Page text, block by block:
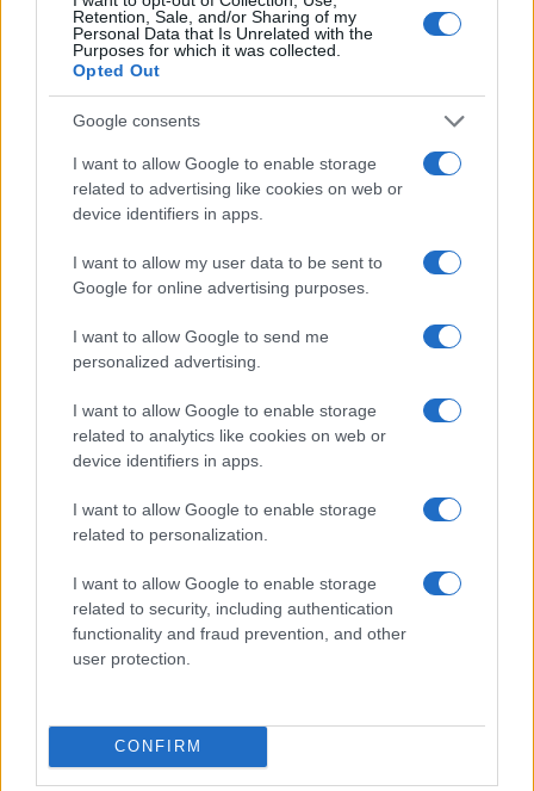
Retention, Sale, and/or Sharing of my
Personal Data that Is Unrelated with the
Purposes for which it was collected.
Opted Out
Google consents
I want to allow Google to enable storage
related to advertising like cookies on web or
device identifiers in apps.
I want to allow my user data to be sent to
Google for online advertising purposes.
I want to allow Google to send me
personalized advertising.
I want to allow Google to enable storage
related to analytics like cookies on web or
device identifiers in apps.
I want to allow Google to enable storage
related to personalization.
I want to allow Google to enable storage
related to security, including authentication
functionality and fraud prevention, and other
user protection.
CONFIRM
εγνωσμενης αξιας ειναι…στο Βιετναμ.
Αυτο θα επρεπε να ειναι η καθημερινη κραυγη και απαιτηση του
ειδικου τυπου οσον αφορα τα ΤΟΜΑ.
Μεχρι καποια ισως λιγοτερο “ευαλωτα” αυτια να ακουσουν.
Η Ελληνικη αμυντικη βιομηχανια ειναι ηδη εδω. Αλλα οι επισημες
μιζες και εξυπηρετησεις αλλου.
Και για να το χωνέψουμε ας παρουμε και ενα χαπακι , το γνωστο
FMF με συνταγογραφηση άϋλη.
Reply View Replies
Antonis_Loukas(@antonis_loukas)
Trusted Member
#554736
Η πολύ σιγουριά για την Ουκρανία, δεν αποδίδει πολύ ορθές
αναλύσεις… Αν συνεχίσει η Ουκρανική αντεπίθεση με την
όπισθεν, δεν θα χρειαστούν επιπλέον bradley… Ούτε επίσης, όταν
λήξει ο πόλεμος, είναι τόσο προφανές ότι η Ουκρανία θα έχει
Πάμε παρακάτω… Το πρόγραμμα των Marder, υπήρξε αποτυχία,
καθώς δεν υπήρξε δέσμευση για ικανό αριθμό από αυτά και έγινε
εντελώς αποσπασματικά(και μάλλον ενταγμένο σε μια
ανέφικτες καταστάσεις που προσπαθήσαμε να εφαρμόσουμε
στο ΠΝ). Δεν είμαι σίγουρος όμως, ότι δεν πρόκειται να βρεθούν